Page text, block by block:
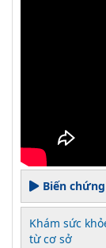
Biến
Khám sức
từ cơ sở